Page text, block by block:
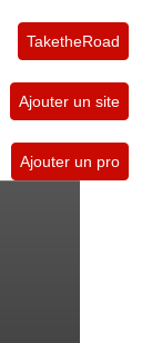
TaketheRoad
Ajouter un site
Ajouter un pro